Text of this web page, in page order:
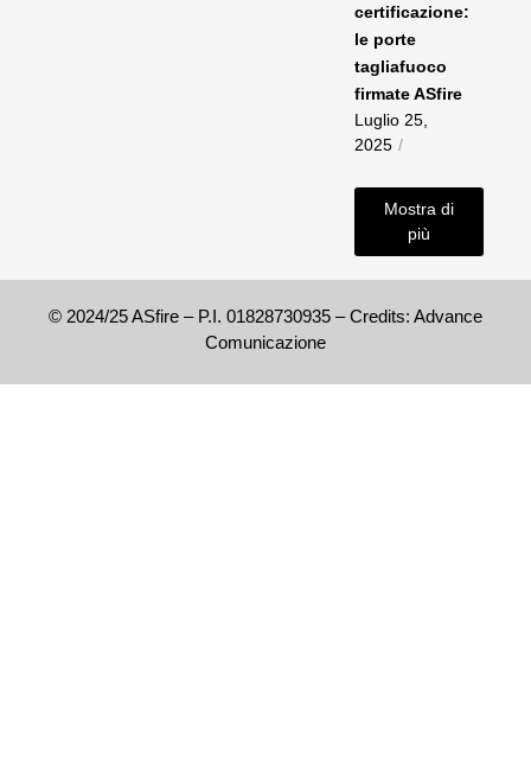
certificazione:
le porte
tagliafuoco
firmate ASfire
Luglio 25,
2025 /
Mostra di
più
© 2024/25 ASfire – P.I. 01828730935 – Credits: Advance
Comunicazione